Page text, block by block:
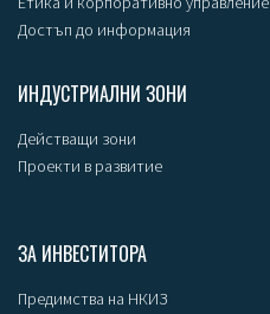
Достъп до информация
ИНДУСТРИАЛНИ ЗОНИ
Действащи зони
Проекти в развитие
ЗА ИНВЕСТИТОРА
Предимства на НКИЗ